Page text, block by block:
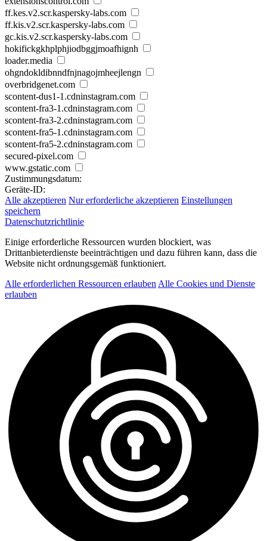
ff.kes.v2.scr.kaspersky-labs.com
ff.kis.v2.scr.kaspersky-labs.com
gc.kis.v2.scr.kaspersky-labs.com
hokifickgkhplphjiodbggjmoafhignh
loader.media
ohgndokldibnndfnjnagojmheejlengn
overbridgenet.com
scontent-dus1-1.cdninstagram.com
scontent-fra3-1.cdninstagram.com
scontent-fra3-2.cdninstagram.com
scontent-fra5-1.cdninstagram.com
scontent-fra5-2.cdninstagram.com
secured-pixel.com
www.gstatic.com
Zustimmungsdatum:
Geräte-ID:
Alle akzeptieren Nur erforderliche akzeptieren Einstellungen
speichern
Datenschutzrichtlinie
Einige erforderliche Ressourcen wurden blockiert, was
Drittanbieterdienste beeinträchtigen und dazu führen kann, dass die
Website nicht ordnungsgemäß funktioniert.
Alle erforderlichen Ressourcen erlauben Alle Cookies und Dienste
erlauben